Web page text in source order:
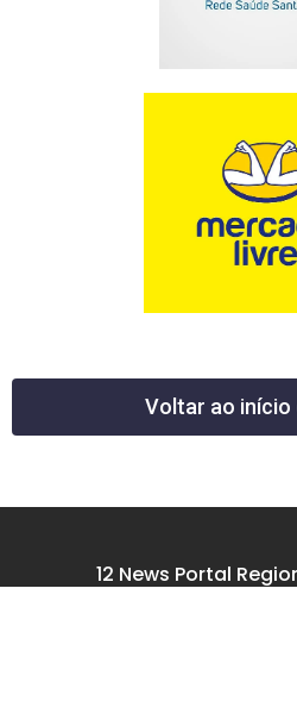
Voltar ao início
12 News Portal